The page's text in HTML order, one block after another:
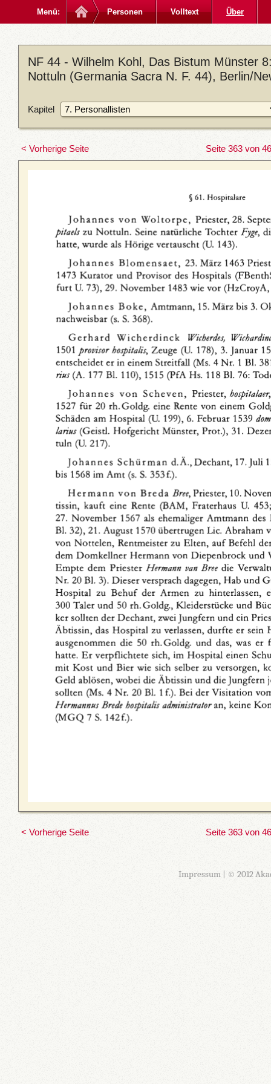
Menü: Personen Volltext Über
NF 44 - Wilhelm Kohl, Das Bistum Münster
Nottuln (Germania Sacra N. F. 44), Berlin/
Kapitel
< Vorherige Seite Seite 363 von
< Vorherige Seite Seite 363 von
Impressum| © 2012